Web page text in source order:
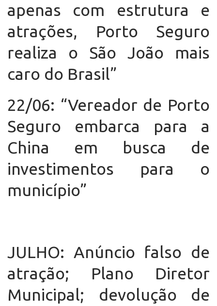
apenas com estrutura e
atrações, Porto Seguro
realiza o São João mais
caro do Brasil”
22/06: “Vereador de Porto
Seguro embarca para a
China em busca de
investimentos para o
município”
JULHO: Anúncio falso de
atração; Plano Diretor
Municipal; devolução de